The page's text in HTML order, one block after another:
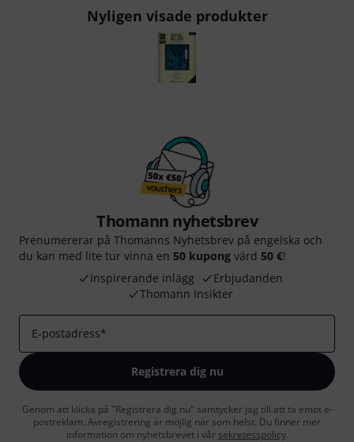
Nyligen visade produkter
Thomann nyhetsbrev
Prenumererar på Thomanns Nyhetsbrev på engelska och
du kan med lite tur vinna en 50 kupong värd 50 €!
Inspirerande inlägg
Erbjudanden
Thomann Insikter
E-postadress*
Registrera dig nu
Genom att klicka på "Registrera dig nu" samtycker jag till att ta emot e-
postreklam. Avregistrering är möjlig när som helst. Du finner mer
information om nyhetsbrevet i vår sekretesspolicy.